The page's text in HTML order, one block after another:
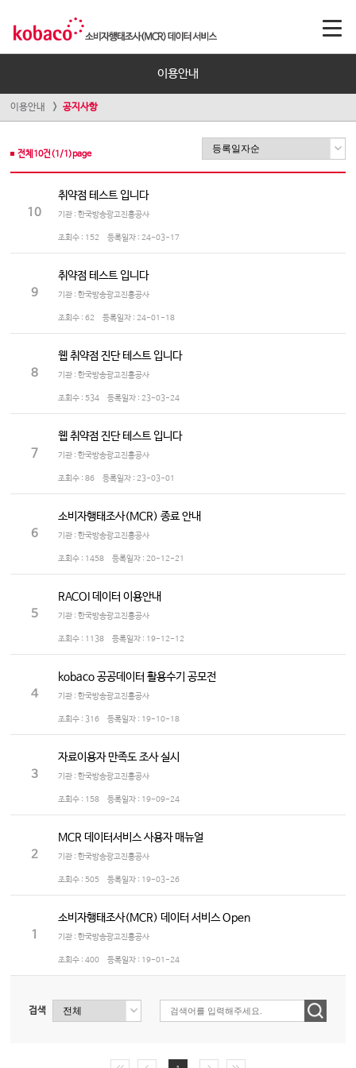
이용안내
이용안내 공지사항
전체 10건(1 /1 )page
10
취약점 테스트 입니다
기관 : 한국방송광고진흥공사
조회수 : 152 등록일자 : 24-03-17
9
취약점 테스트 입니다
기관 : 한국방송광고진흥공사
조회수 : 62 등록일자 : 24-01-18
8
웹 취약점 진단 테스트 입니다
기관 : 한국방송광고진흥공사
조회수 : 534 등록일자 : 23-03-24
7
웹 취약점 진단 테스트 입니다
기관 : 한국방송광고진흥공사
조회수 : 86 등록일자 : 23-03-01
6
소비자행태조사(MCR) 종료 안내
기관 : 한국방송광고진흥공사
조회수 : 1458 등록일자 : 20-12-21
5
RACOI 데이터 이용안내
기관 : 한국방송광고진흥공사
조회수 : 1138 등록일자 : 19-12-12
4
kobaco 공공데이터 활용수기 공모전
기관 : 한국방송광고진흥공사
조회수 : 316 등록일자 : 19-10-18
3
자료이용자 만족도 조사 실시
기관 : 한국방송광고진흥공사
조회수 : 158 등록일자 : 19-09-24
2
MCR 데이터서비스 사용자 매뉴얼
기관 : 한국방송광고진흥공사
조회수 : 505 등록일자 : 19-03-26
1
소비자행태조사(MCR) 데이터 서비스 Open
기관 : 한국방송광고진흥공사
조회수 : 400 등록일자 : 19-01-24
검색